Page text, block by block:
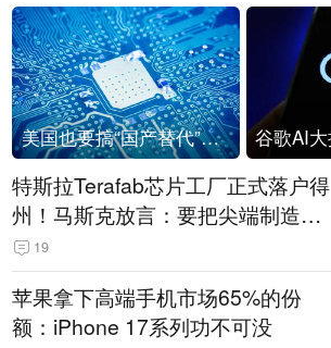
美国也要搞“国产替代”？先算清三笔账
特斯拉Terafab芯片工厂正式落户得
州！马斯克放言：要把尖端制造带
回美国
19
苹果拿下高端手机市场65%的份
额：iPhone 17系列功不可没